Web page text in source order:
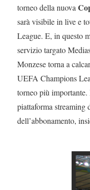
torneo della nuova
sarà visibile in live e
League. E, in questo
servizio targato
Monzese torna a
UEFA Champions
torneo più
piattaforma streaming
dell’abbonamento,